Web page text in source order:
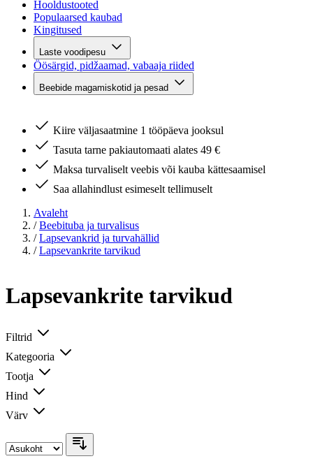
Hooldustooted
Populaarsed kaubad
Kingitused
Laste voodipesu
Öösärgid, pidžaamad, vabaaja riided
Beebide magamiskotid ja pesad
Kiire väljasaatmine 1 tööpäeva jooksul
Tasuta tarne pakiautomaati alates 49 €
Maksa turvaliselt veebis või kauba kättesaamisel
Saa allahindlust esimeselt tellimuselt
Avaleht
/ Beebituba ja turvalisus
/ Lapsevankrid ja turvahällid
/ Lapsevankrite tarvikud
Lapsevankrite tarvikud
Filtrid
Kategooria
Tootja
Hind
Värv